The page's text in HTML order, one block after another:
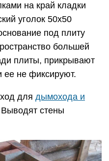
на край кладки
уголок 50х50
под плиту
большей
плиты, прикрывают
ее не фиксируют.
для дымохода и
стены